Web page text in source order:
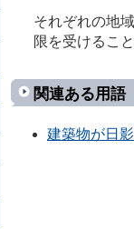
それぞれの地
限を受けるこ
関連ある用語
建築物が日